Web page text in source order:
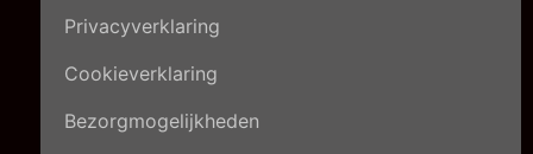
Privacyverklaring
Cookieverklaring
Bezorgmogelijkheden